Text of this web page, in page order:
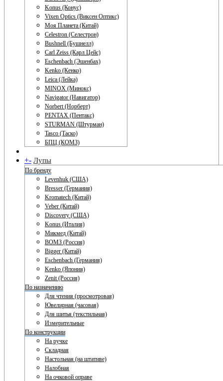
Konus (Конус)
Vixen Optics (Виксен Оптикс)
Моя Планета (Китай)
Celestron (Селестрон)
Bushnell (Бушнелл)
Carl Zeiss (Карл Цейс)
Eschenbach (Эшенбах)
Kenko (Кенко)
Leica (Лейка)
MINOX (Минокс)
Navigator (Навигатор)
Norbert (Норберт)
PENTAX (Пентакс)
STURMAN (Штурман)
Tasco (Таско)
БПЦ (КОМЗ)
+- Лупы
По бренду
Levenhuk (США)
Bresser (Германия)
Kromatech (Китай)
Veber (Китай)
Discovery (США)
Konus (Италия)
Микмед (Китай)
ВОМЗ (Россия)
Bigger (Китай)
Eschenbach (Германия)
Kenko (Япония)
Zenit (Россия)
По назначению
Для чтения (просмотровая)
Ювелирная (часовая)
Для шитья (текстильная)
Измерительные
По конструкции
На ручке
Складная
Настольная (на штативе)
Налобная
На очковой оправе